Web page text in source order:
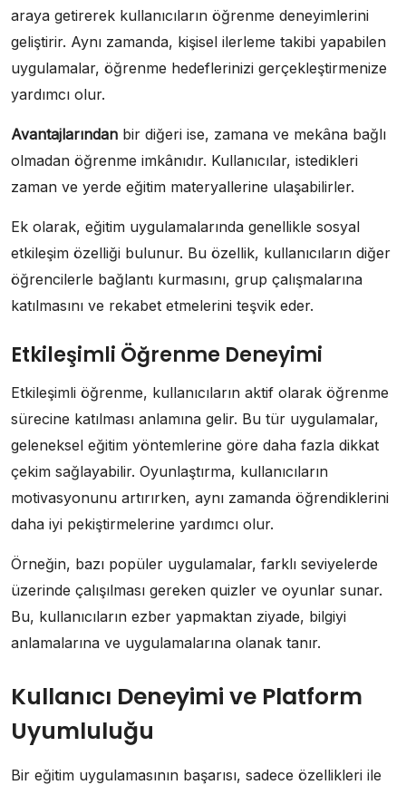
araya getirerek kullanıcıların öğrenme deneyimlerini
geliştirir. Aynı zamanda, kişisel ilerleme takibi yapabilen
uygulamalar, öğrenme hedeflerinizi gerçekleştirmenize
yardımcı olur.
Avantajlarından bir diğeri ise, zamana ve mekâna bağlı
olmadan öğrenme imkânıdır. Kullanıcılar, istedikleri
zaman ve yerde eğitim materyallerine ulaşabilirler.
Ek olarak, eğitim uygulamalarında genellikle sosyal
etkileşim özelliği bulunur. Bu özellik, kullanıcıların diğer
öğrencilerle bağlantı kurmasını, grup çalışmalarına
katılmasını ve rekabet etmelerini teşvik eder.
Etkileşimli Öğrenme Deneyimi
Etkileşimli öğrenme, kullanıcıların aktif olarak öğrenme
sürecine katılması anlamına gelir. Bu tür uygulamalar,
geleneksel eğitim yöntemlerine göre daha fazla dikkat
çekim sağlayabilir. Oyunlaştırma, kullanıcıların
motivasyonunu artırırken, aynı zamanda öğrendiklerini
daha iyi pekiştirmelerine yardımcı olur.
Örneğin, bazı popüler uygulamalar, farklı seviyelerde
üzerinde çalışılması gereken quizler ve oyunlar sunar.
Bu, kullanıcıların ezber yapmaktan ziyade, bilgiyi
anlamalarına ve uygulamalarına olanak tanır.
Kullanıcı Deneyimi ve Platform
Uyumluluğu
Bir eğitim uygulamasının başarısı, sadece özellikleri ile